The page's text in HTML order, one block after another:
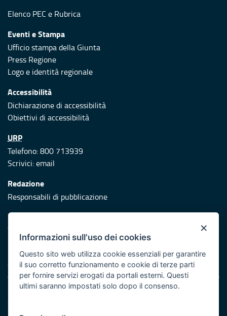
Elenco PEC e Rubrica
Eventi e Stampa
Ufficio stampa della Giunta
Press Regione
Logo e identità regionale
Accessibilità
Dichiarazione di accessibilità
Obiettivi di accessibilità
URP
Telefono: 800 713939
Scrivici:email
Redazione
Responsabili di pubblicazione
Protezione civile
Vai al sito di Protezione Civile Puglia
Iniziativa finanziata con risorse del POR Puglia 2014/2020 -
Asse XI
Note legali
Cookie e privacy
×
Informazioni sull'uso dei cookies
Questo sito web utilizza cookie essenziali per garantire
il suo corretto funzionamento e cookie di terze parti
per fornire servizi erogati da portali esterni. Questi
ultimi saranno impostati solo dopo il consenso.